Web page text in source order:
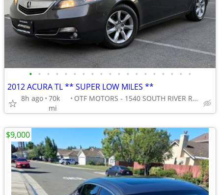
• • • • • • • • • • • • • • • • • • •
2012 ACURA TL ** SUPER LOW MILES **
8h ago 70k
mi
OTF MOTORS - 1540 SOUTH RIVER ROAD
$9,000